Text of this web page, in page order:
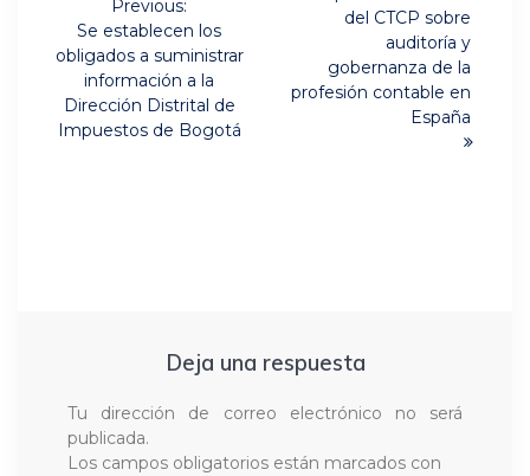
entradas
Previous:
Previous
post:
Se establecen los
obligados a suministrar
información a la
Dirección Distrital de
Impuestos de Bogotá
del CTCP sobre
auditoría y
gobernanza de la
profesión contable en
España
Deja una respuesta
Tu dirección de correo electrónico no será
publicada.
Los campos obligatorios están marcados con